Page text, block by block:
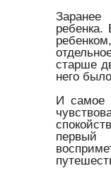
ребенка.
старше
него
И самое